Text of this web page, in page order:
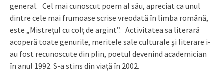
general. Cel mai cunoscut poem al său, apreciat ca unul
dintre cele mai frumoase scrise vreodată în limba română,
este „Mistreţul cu colţ de argint”. Activitatea sa literară
acoperă toate genurile, meritele sale culturale și literare i-
au fost recunoscute din plin, poetul devenind academician
în anul 1992. S-a stins din viaţă în 2002.